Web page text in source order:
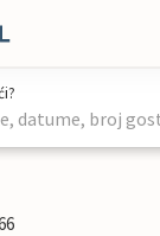
datume, broj